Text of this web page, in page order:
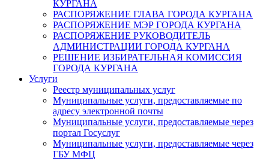
КУРГАНА
РАСПОРЯЖЕНИЕ ГЛАВА ГОРОДА КУРГАНА
РАСПОРЯЖЕНИЕ МЭР ГОРОДА КУРГАНА
РАСПОРЯЖЕНИЕ РУКОВОДИТЕЛЬ
АДМИНИСТРАЦИИ ГОРОДА КУРГАНА
РЕШЕНИЕ ИЗБИРАТЕЛЬНАЯ КОМИССИЯ
ГОРОДА КУРГАНА
Услуги
Реестр муниципальных услуг
Муниципальные услуги, предоставляемые по
адресу электронной почты
Муниципальные услуги, предоставляемые через
портал Госуслуг
Муниципальные услуги, предоставляемые через
ГБУ МФЦ